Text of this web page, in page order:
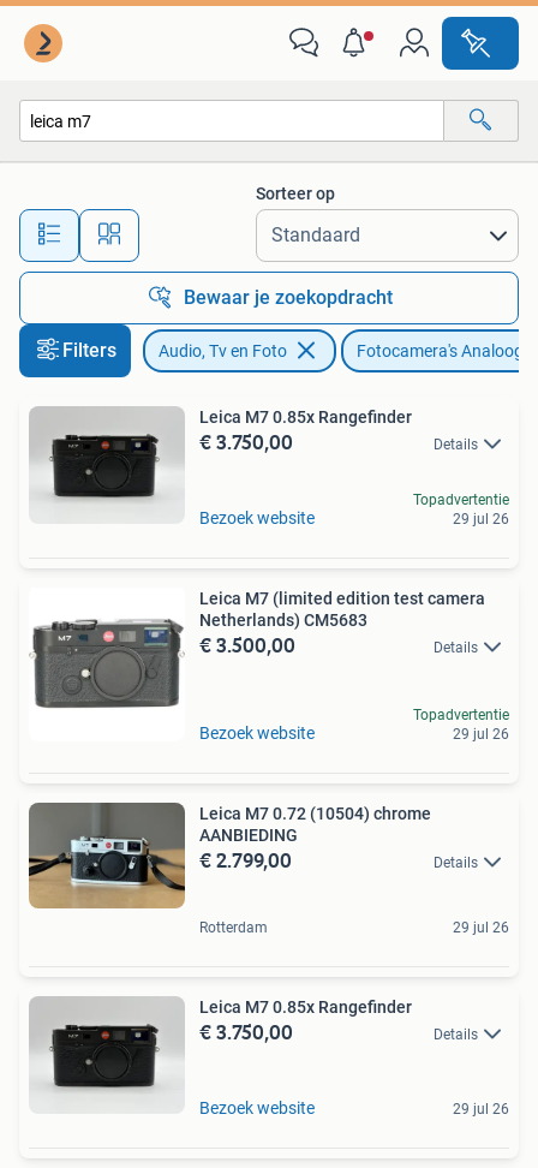
Alle afstanden…
Sorteer op
Bewaar je zoekopdracht
Filters Audio, Tv en Foto Fotocamera's Analoog
Leica M7 0.85x Rangefinder
€ 3.750,00 Details
Bezoek website
Topadvertentie
29 jul 26
Leica M7 (limited edition test camera
Netherlands) CM5683
€ 3.500,00 Details
Bezoek website
Topadvertentie
29 jul 26
Leica M7 0.72 (10504) chrome
AANBIEDING
€ 2.799,00 Details
Rotterdam 29 jul 26
Leica M7 0.85x Rangefinder
€ 3.750,00 Details
Bezoek website 29 jul 26